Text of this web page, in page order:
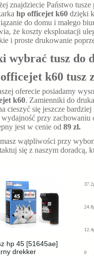
znajdziecie Państwo
hp officejet k60 dzięki
do domu i małego
że koszty eksploatacji
i proste drukowanie
wybrać tusz
k60 tusz
oferecie posiadamy
k60. Zamienniki do
cieszyć się jeszcze
wydajność przy
jest w cenie od 89 zł.
wątpliwości przy
się z naszym doradcą,
hp 45 [51645ae]
drekker
0